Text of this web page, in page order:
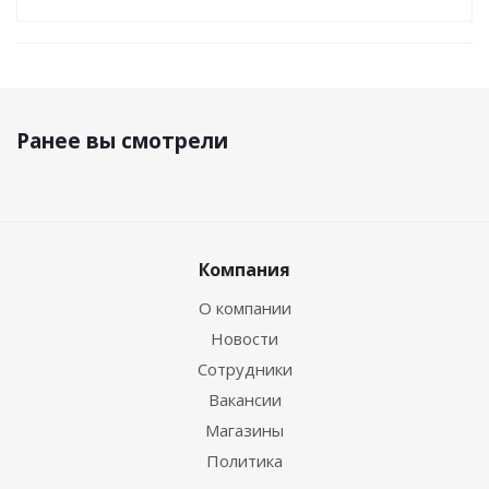
Ранее вы смотрели
Компания
О компании
Новости
Сотрудники
Вакансии
Магазины
Политика